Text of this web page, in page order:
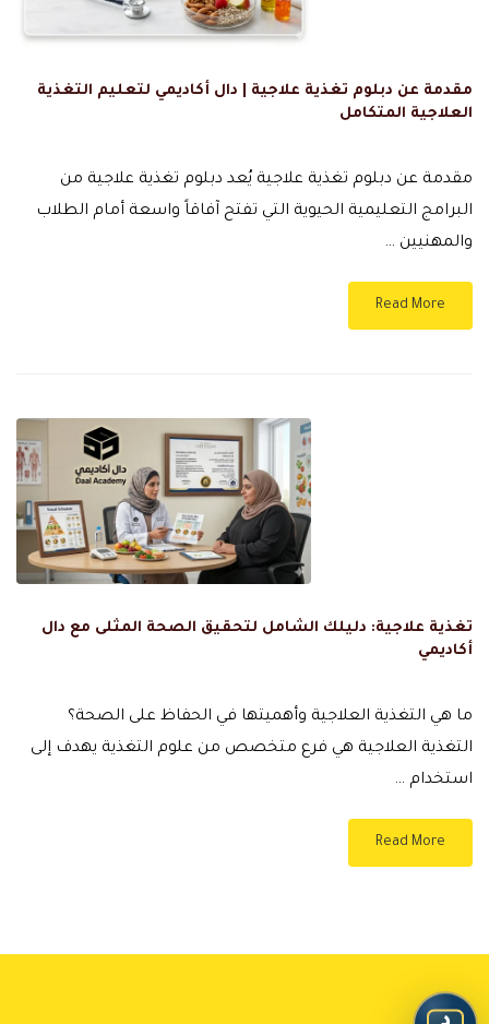
مقدمة عن دبلوم تغذية علاجية | دال أكاديمي لتعليم التغذية
العلاجية المتكامل
مقدمة عن دبلوم تغذية علاجية يُعد دبلوم تغذية علاجية من
البرامج التعليمية الحيوية التي تفتح آفاقاً واسعة أمام الطلاب
والمهنيين …
Read More
تغذية علاجية: دليلك الشامل لتحقيق الصحة المثلى مع دال
أكاديمي
ما هي التغذية العلاجية وأهميتها في الحفاظ على الصحة؟
التغذية العلاجية هي فرع متخصص من علوم التغذية يهدف إلى
استخدام …
Read More